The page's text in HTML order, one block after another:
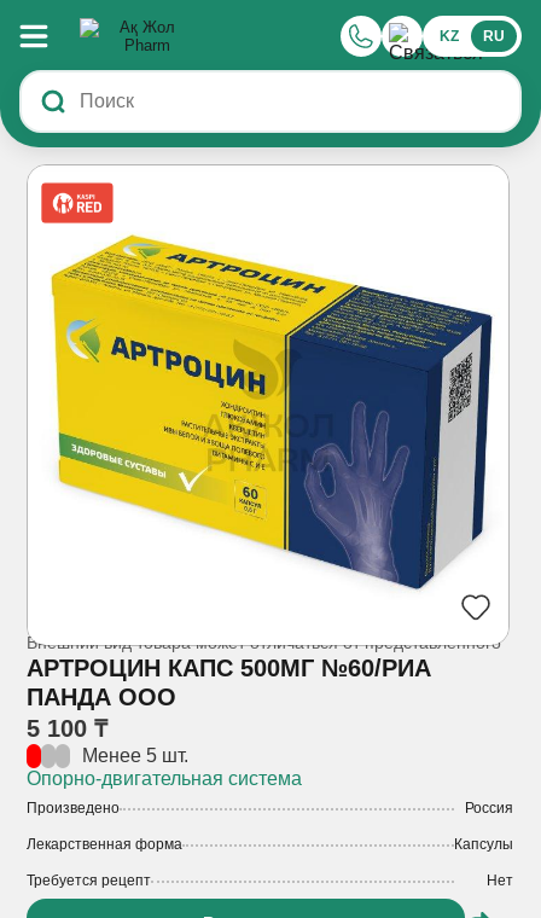
KZ RU
Внешний вид товара может отличаться от представленного
АРТРОЦИН КАПС 500МГ №60/РИА
ПАНДА ООО
5 100 ₸
Менее 5 шт.
Опорно-двигательная система
Произведено Россия
Лекарственная форма Капсулы
Требуется рецепт Нет